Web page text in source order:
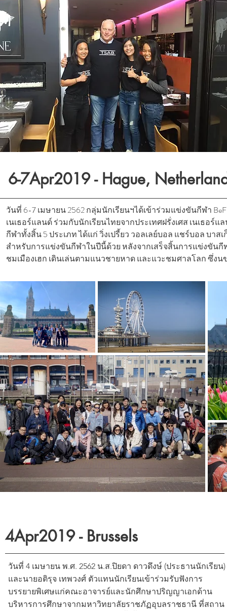
6-7Apr2019 - Hague,
วันที่ 6-7 เมษายน 2562 กลุ่มนักเรียนฯได้เข้าร่วมแข่งขันกีฬา
เนเธอร์แลนด์ ร่วมกับนักเรียนไทยจากประเทศฝรั่งเศส เนเธอ
กีฬาทั้งสิ้น 5 ประเภท ได้แก่ วิ่งเปรี้ยว วอลเลย์บอล แชร์บอล บาส
สำหรับการแข่งขันกีฬาในปีนี้ด้วย หลังจากเสร็จสิ้นการแข่งขันกี
ชมเมืองเฮก เดินเล่นตามแนวชายหาด และแวะชมศาลโลก ซึ่
4Apr2019 - Brussels
วันที่ 4 เมษายน พ.ศ. 2562 น.ส.ปิยดา ดาวดึงษ์ (ประธานนักเรียน)
และนายอติรุจ เทพวงศ์ ตัวแทนนักเรียนเข้าร่วมรับฟังการ
บรรยายพิเศษแก่คณะอาจารย์และนักศึกษาปริญญาเอกด้าน
บริหารการศึกษาจากมหาวิทยาลัยราชภัฏอุบลราชธานี ที่สถาน